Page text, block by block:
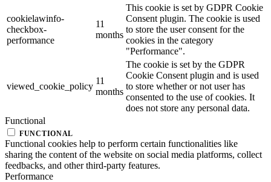
cookielawinfo-
checkbox-
performance
11
months
This cookie is set by GDPR Cookie
Consent plugin. The cookie is used
to store the user consent for the
cookies in the category
"Performance".
viewed_cookie_policy
11
months
The cookie is set by the GDPR
Cookie Consent plugin and is used
to store whether or not user has
consented to the use of cookies. It
does not store any personal data.
Functional
FUNCTIONAL
Functional cookies help to perform certain functionalities like
sharing the content of the website on social media platforms, collect
feedbacks, and other third-party features.
Performance